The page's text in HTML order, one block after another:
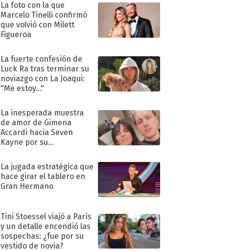
La foto con la que
Marcelo Tinelli confirmó
que volvió con Milett
Figueroa
La fuerte confesión de
Luck Ra tras terminar su
noviazgo con La Joaqui:
"Me estoy..."
La inesperada muestra
de amor de Gimena
Accardi hacia Seven
Kayne por su
La jugada estratégica que
hace girar el tablero en
Gran Hermano
Tini Stoessel viajó a París
y un detalle encendió las
sospechas: ¿fue por su
vestido de novia?